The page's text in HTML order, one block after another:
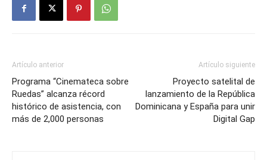
Artículo anterior
Programa “Cinemateca sobre
Ruedas” alcanza récord
histórico de asistencia, con
más de 2,000 personas
Artículo siguiente
Proyecto satelital de
lanzamiento de la República
Dominicana y España para unir
Digital Gap